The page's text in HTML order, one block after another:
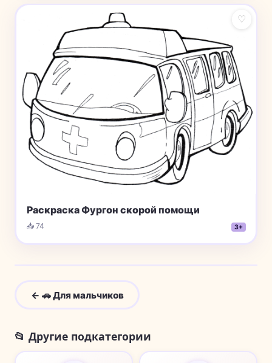
♡
Раскраска Фургон скорой помощи
📥 74 3+
← 🚗 Для мальчиков
📂 Другие подкатегории